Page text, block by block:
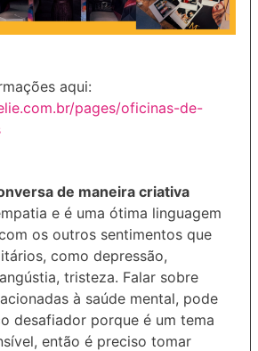
aqui:
pages/oficinas-de-
de maneira criativa
e é uma ótima linguagem
os outros sentimentos que
como depressão,
tristeza. Falar sobre
à saúde mental, pode
desafiador porque é um tema
então é preciso tomar